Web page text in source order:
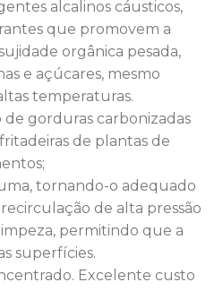
alcalinos cáusticos,
que promovem a
orgânica pesada,
e açúcares, mesmo
temperaturas.
gorduras carbonizadas
de plantas de
tornando-o adequado
de alta pressão
permitindo que a
superfícies.
Excelente custo